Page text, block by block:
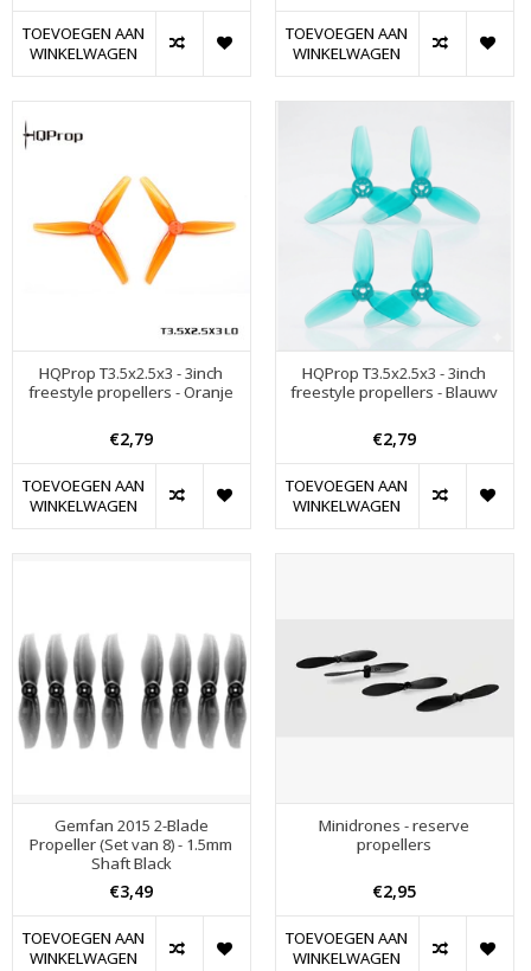
TOEVOEGEN AAN
WINKELWAGEN
TOEVOEGEN AAN
WINKELWAGEN
HQProp T3.5x2.5x3 - 3inch
freestyle propellers - Oranje
€2,79
TOEVOEGEN AAN
WINKELWAGEN
HQProp T3.5x2.5x3 - 3inch
freestyle propellers - Blauwv
€2,79
TOEVOEGEN AAN
WINKELWAGEN
Gemfan 2015 2-Blade
Propeller (Set van 8) - 1.5mm
Shaft Black
€3,49
TOEVOEGEN AAN
WINKELWAGEN
Minidrones - reserve
propellers
€2,95
TOEVOEGEN AAN
WINKELWAGEN